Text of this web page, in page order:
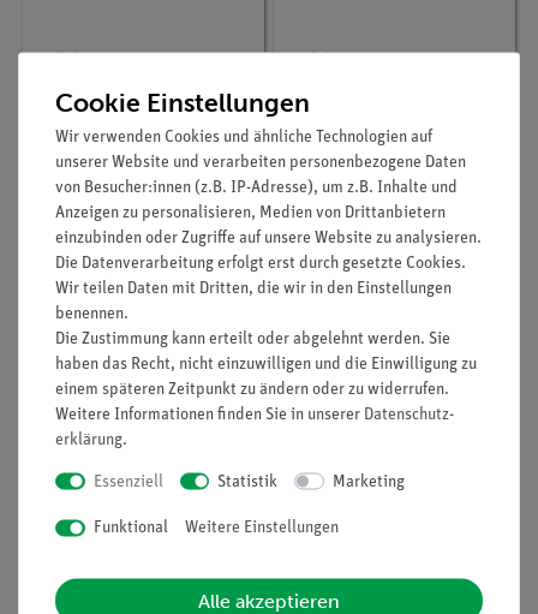
Torsionsstab,
Aluminium, d = 4 mm, l
= 500 mm
76,00 € 12,80 €
Halter für Gasspritzen
Torsionsstab,
Cookie Einstellungen
Wir verwenden Cookies und ähnliche Technologien auf
unserer Website und verarbeiten personenbezogene Daten
von Besucher:innen (z.B. IP-Adresse), um z.B. Inhalte und
Anzeigen zu personalisieren, Medien von Drittanbietern
einzubinden oder Zugriffe auf unsere Website zu analysieren.
Die Datenverarbeitung erfolgt erst durch gesetzte Cookies.
Wir teilen Daten mit Dritten, die wir in den Einstellungen
benennen.
Die Zustimmung kann erteilt oder abgelehnt werden. Sie
haben das Recht, nicht einzuwilligen und die Einwilligung zu
einem späteren Zeitpunkt zu ändern oder zu widerrufen.
Weitere Informationen finden Sie in unserer Daten­schutz­
erklärung.
Essenziell Statistik Marketing
Funktional Weitere Einstellungen
Alle akzeptieren